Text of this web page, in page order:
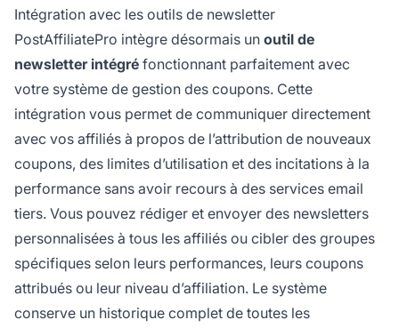
Intégration avec les outils de newsletter
PostAffiliatePro intègre désormais un outil de
newsletter intégré fonctionnant parfaitement avec
votre système de gestion des coupons. Cette
intégration vous permet de communiquer directement
avec vos affiliés à propos de l’attribution de nouveaux
coupons, des limites d’utilisation et des incitations à la
performance sans avoir recours à des services email
tiers. Vous pouvez rédiger et envoyer des newsletters
personnalisées à tous les affiliés ou cibler des groupes
spécifiques selon leurs performances, leurs coupons
attribués ou leur niveau d’affiliation. Le système
conserve un historique complet de toutes les